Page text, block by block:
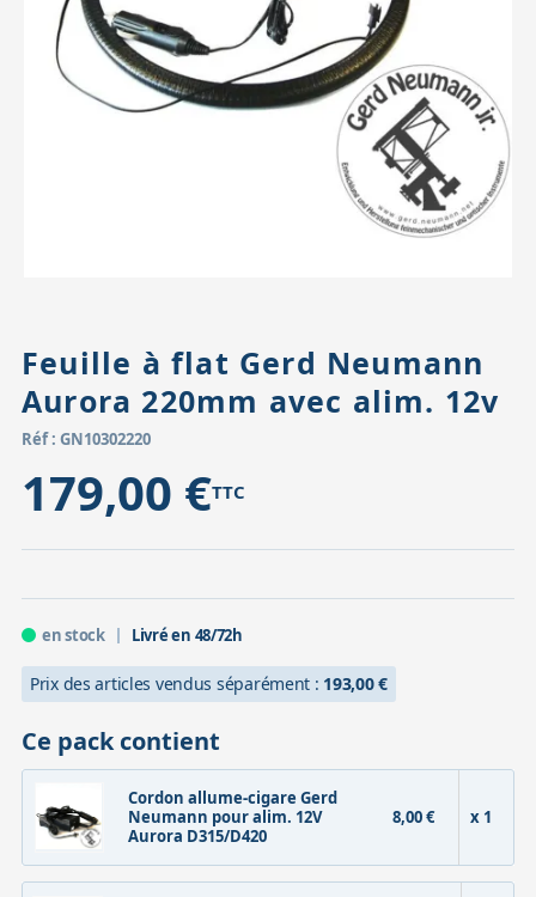
Accessoires pour montures
Pièces détachées
Feuille à flat Gerd Neumann
Aurora 220mm avec alim. 12v
Réf : GN10302220
179,00 €TTC
en stock Livré en 48/72h
Prix des articles vendus séparément : 193,00 €
Ce pack contient
Cordon allume-cigare Gerd
Neumann pour alim. 12V
Aurora D315/D420
8,00 € x 1